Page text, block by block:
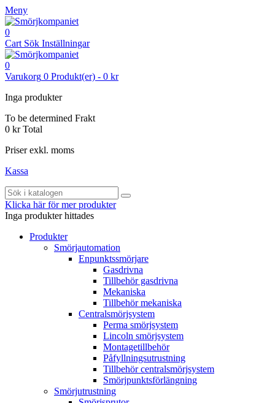
Meny
0
Cart Sök Inställningar
0
Varukorg 0 Produkt(er) - 0 kr
Inga produkter
To be determined Frakt
0 kr Total
Priser exkl. moms
Kassa
Klicka här för mer produkter
Inga produkter hittades
Produkter
Smörjautomation
Enpunktssmörjare
Gasdrivna
Tillbehör gasdrivna
Mekaniska
Tillbehör mekaniska
Centralsmörjsystem
Perma smörjsystem
Lincoln smörjsystem
Montagetillbehör
Påfyllningsutrustning
Tillbehör centralsmörjsystem
Smörjpunktsförlängning
Smörjutrustning